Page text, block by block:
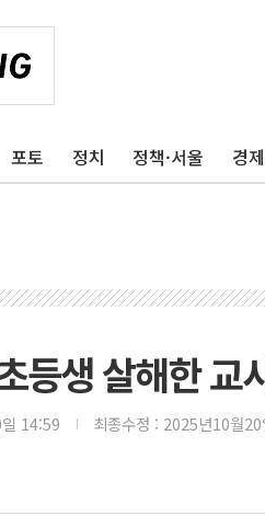
포토 정치 정책·서울 경제
등생 살해한 교
14:59 최종수정 : 2025년10월